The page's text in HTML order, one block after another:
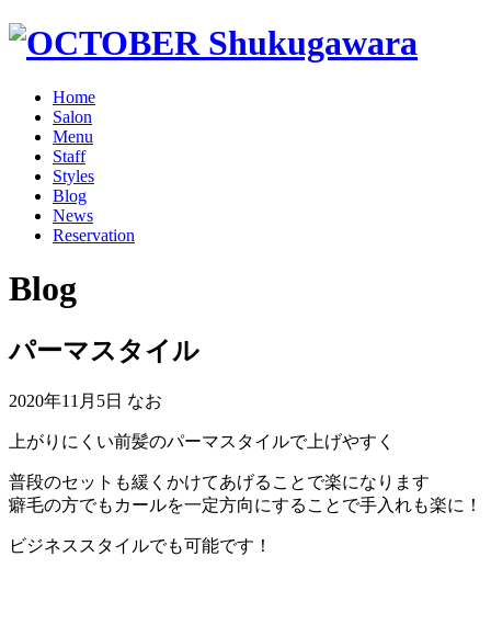
Home
Salon
Menu
Staff
Styles
Blog
News
Reservation
Blog
パーマスタイル
2020年11月5日 なお
上がりにくい前髪のパーマスタイルで上げやすく
普段のセットも緩くかけてあげることで楽になります
癖毛の方でもカールを一定方向にすることで手入れも楽に！
ビジネススタイルでも可能です！